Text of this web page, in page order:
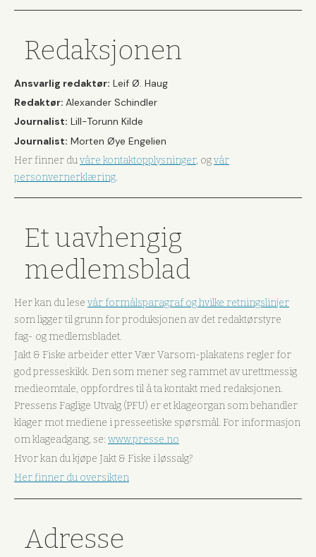
Redaksjonen
Ansvarlig redaktør: Leif Ø. Haug
Redaktør: Alexander Schindler
Journalist: Lill-Torunn Kilde
Journalist: Morten Øye Engelien
Her finner duvåre kontaktopplysninger, ogvår
personvernerklæring.
Et uavhengig
medlemsblad
Her kan du lese vår formålsparagraf og hvilke retningslinjer
som ligger til grunn for produksjonen av det redaktørstyre
fag- og medlemsbladet.
Jakt & Fiske arbeider etter Vær Varsom-plakatens regler for
god presseskikk. Den som mener seg rammet av urettmessig
medieomtale, oppfordres til å ta kontakt med redaksjonen.
Pressens Faglige Utvalg (PFU) er et klageorgan som behandler
klager mot mediene i presseetiske spørsmål. For informasjon
om klageadgang, se: www.presse.no
Hvor kan du kjøpe Jakt & Fiske i løssalg?
Her finner du oversikten
Adresse